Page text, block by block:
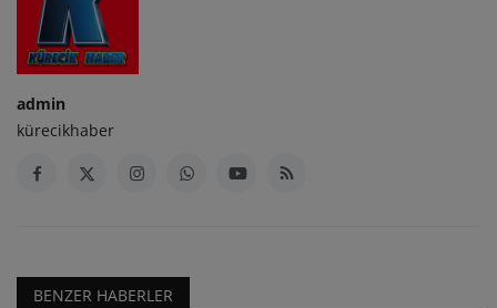
admin
kürecikhaber
BENZER HABERLER